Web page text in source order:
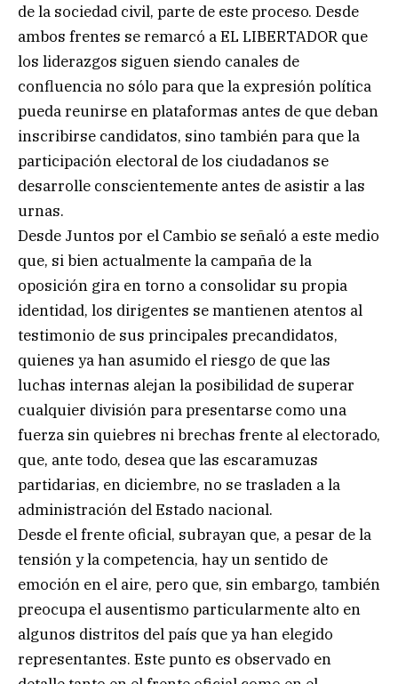
de la sociedad civil, parte de este proceso. Desde
ambos frentes se remarcó a EL LIBERTADOR que
los liderazgos siguen siendo canales de
confluencia no sólo para que la expresión política
pueda reunirse en plataformas antes de que deban
inscribirse candidatos, sino también para que la
participación electoral de los ciudadanos se
desarrolle conscientemente antes de asistir a las
urnas.
Desde Juntos por el Cambio se señaló a este medio
que, si bien actualmente la campaña de la
oposición gira en torno a consolidar su propia
identidad, los dirigentes se mantienen atentos al
testimonio de sus principales precandidatos,
quienes ya han asumido el riesgo de que las
luchas internas alejan la posibilidad de superar
cualquier división para presentarse como una
fuerza sin quiebres ni brechas frente al electorado,
que, ante todo, desea que las escaramuzas
partidarias, en diciembre, no se trasladen a la
administración del Estado nacional.
Desde el frente oficial, subrayan que, a pesar de la
tensión y la competencia, hay un sentido de
emoción en el aire, pero que, sin embargo, también
preocupa el ausentismo particularmente alto en
algunos distritos del país que ya han elegido
representantes. Este punto es observado en